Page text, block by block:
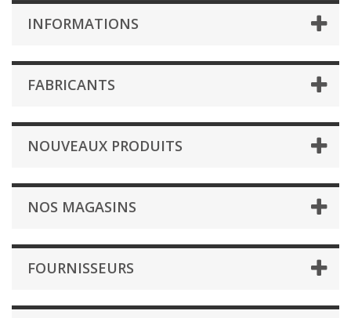
INFORMATIONS
FABRICANTS
NOUVEAUX PRODUITS
NOS MAGASINS
FOURNISSEURS